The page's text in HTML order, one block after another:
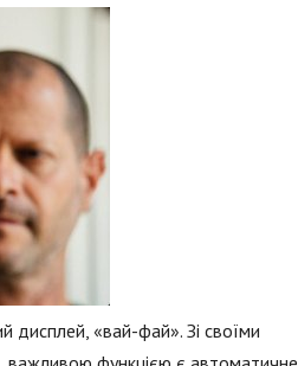
дисплей, «вай-фай». Зі своїми